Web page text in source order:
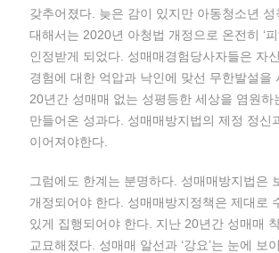
갖추어졌다. 늦은 감이 있지만 아동청소년 성
대해서는 2020년 아청법 개정으로 온전히 ‘피
인정받게 되었다. 성매매경험당사자들은 자신
경험에 대한 억압과 낙인에 맞선 무한발설을
20년간 성매매 없는 성평등한 세상을 염원하
만들어온 성과다. 성매매방지법의 제정 정신
이어져야한다.
그럼에도 한계는 분명하다. 성매매방지법은
개정되어야 한다. 성매매방지정책은 제대로
있게 집행되어야 한다. 지난 20년간 성매매
교묘해졌다. 성매매 알선과 ‘강요’는 눈에 보